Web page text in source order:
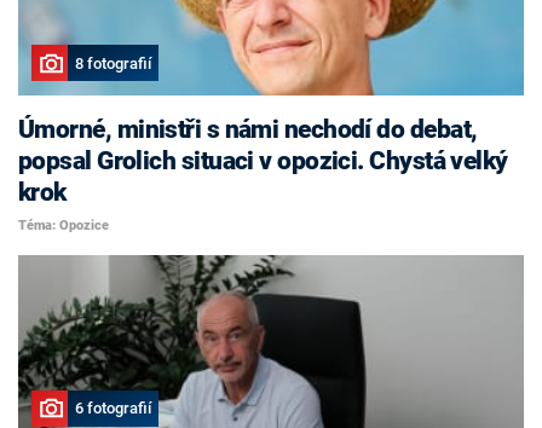
8 fotografií
Úmorné, ministři s námi nechodí do debat,
popsal Grolich situaci v opozici. Chystá velký
krok
Téma: Opozice
6 fotografií